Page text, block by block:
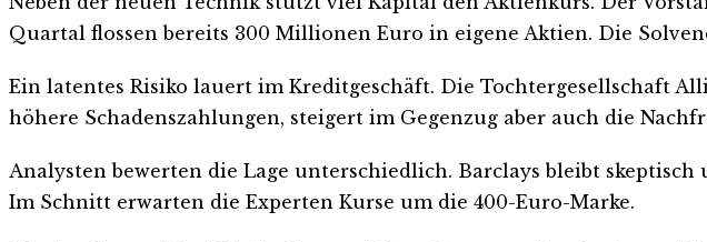
Quartal flossen bereits 300 Millionen Euro in eigene Aktien. Die
Ein latentes Risiko lauert im Kreditgeschäft. Die Tochtergesellschaft
höhere Schadenszahlungen, steigert im Gegenzug aber auch die
Analysten bewerten die Lage unterschiedlich. Barclays bleibt
Im Schnitt erwarten die Experten Kurse um die 400-Euro-Marke.